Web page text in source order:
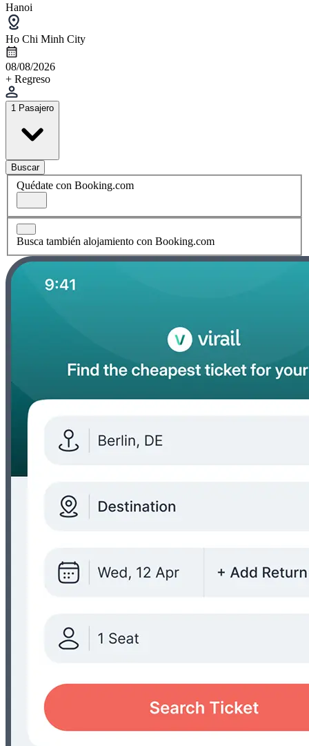
Hanoi
Ho Chi Minh City
08/08/2026
+ Regreso
1 Pasajero
Buscar
Quédate con Booking.com
Busca también alojamiento con Booking.com